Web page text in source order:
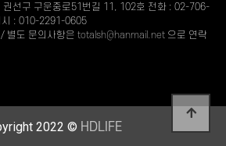
권선구 구운중로51번길 11, 102호 전화 : 02-706-
: 010-2291-0605
별도 문의사항은 totalsh@hanmail.net 으로 연락
2022 © HDLIFE